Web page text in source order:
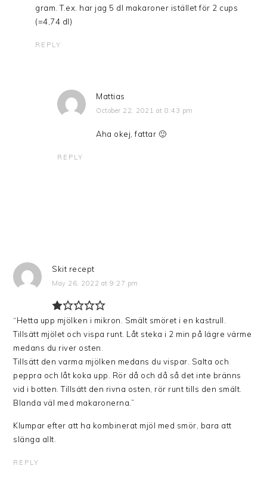
gram. T.ex. har jag 5 dl makaroner istället för 2 cups
(=4,74 dl)
REPLY
Mattias
October 22, 2021 at 8:43 pm
Aha okej, fattar 🙂
REPLY
Skit recept
May 26, 2022 at 9:27 pm
“Hetta upp mjölken i mikron. Smält smöret i en kastrull.
Tillsätt mjölet och vispa runt. Låt steka i 2 min på lägre värme
medans du river osten.
Tillsätt den varma mjölken medans du vispar. Salta och
peppra och låt koka upp. Rör då och då så det inte bränns
vid i botten. Tillsätt den rivna osten, rör runt tills den smält.
Blanda väl med makaronerna.”
Klumpar efter att ha kombinerat mjöl med smör, bara att
slänga allt.
REPLY